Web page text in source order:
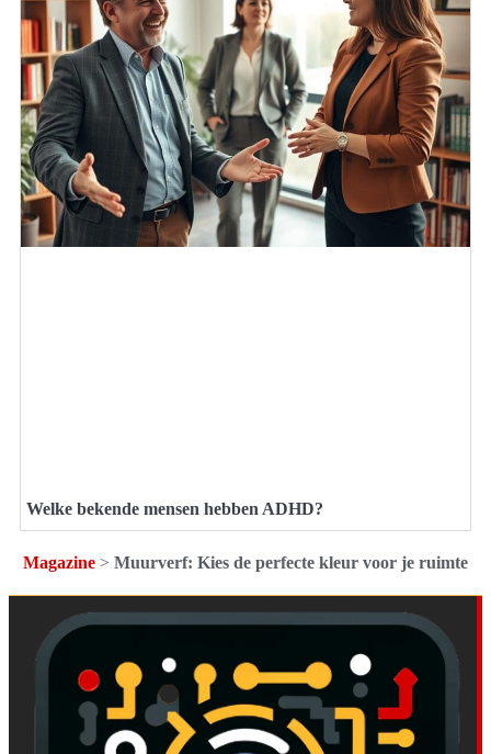
Welke bekende mensen hebben ADHD?
Magazine > Muurverf: Kies de perfecte kleur voor je ruimte